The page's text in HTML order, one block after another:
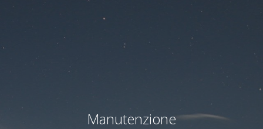
Manutenzione